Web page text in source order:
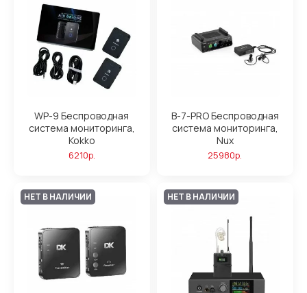
WP-9 Беспроводная
система мониторинга,
Kokko
6210р.
B-7-PRO Беспроводная
система мониторинга,
Nux
25980р.
НЕТ В НАЛИЧИИ НЕТ В НАЛИЧИИ